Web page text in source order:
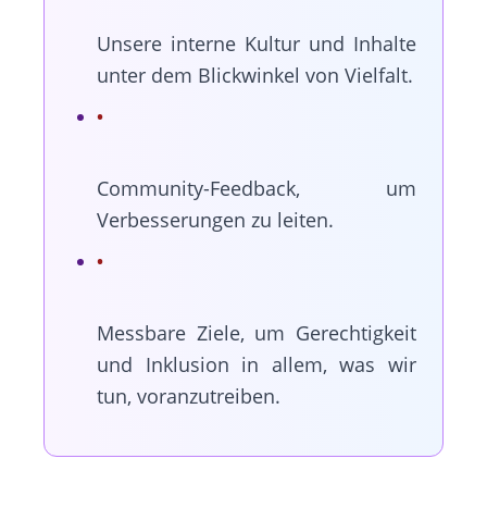
Unsere interne Kultur und Inhalte
unter dem Blickwinkel von Vielfalt.
Community-Feedback, um
Verbesserungen zu leiten.
Messbare Ziele, um Gerechtigkeit
und Inklusion in allem, was wir
tun, voranzutreiben.